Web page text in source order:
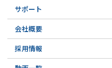
その他の導入事例
軸受け付きシールユニット
実例ご紹介
その他の導入事例
汎用形メカニカルシール
特殊用途用メカニカルシール
メカニカルシールの不思議
サポート
サポート トップ
実例ご紹介
会社概要
会社概要 トップ
会社沿革
採用情報
採用情報 トップ